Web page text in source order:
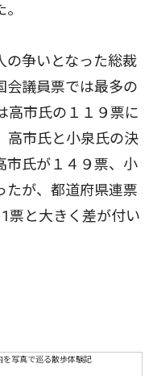
争いとなった総裁
会議員票では最多の
高市氏の１１９票に
高市氏と小泉氏の決
市氏が１４９票、小
たが、都道府県連票
票と大きく差が付い